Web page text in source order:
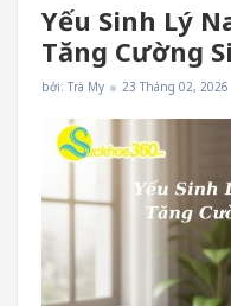
Yếu Sinh Lý
Tăng Cường
bởi: Trà My 23 Tháng 02, 2026